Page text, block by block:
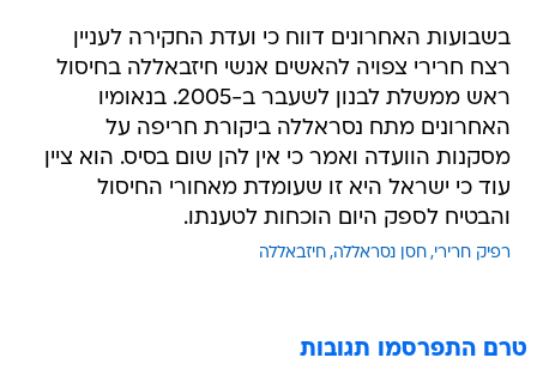
בשבועות האחרונים דווח כי ועדת החקירה לעניין
רצח חרירי צפויה להאשים אנשי חיזבאללה בחיסול
ראש ממשלת לבנון לשעבר ב-2005. בנאומיו
האחרונים מתח נסראללה ביקורת חריפה על
מסקנות הוועדה ואמר כי אין להן שום בסיס. הוא ציין
עוד כי ישראל היא זו שעומדת מאחורי החיסול
והבטיח לספק היום הוכחות לטענתו.
רפיק חרירי חסן נסראללה חיזבאללה
טרם התפרסמו תגובות